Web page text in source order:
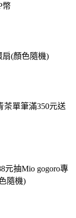
幣
扇(顏色隨機)
茶單筆滿350元送
元抽Mio gogoro專
隨機)